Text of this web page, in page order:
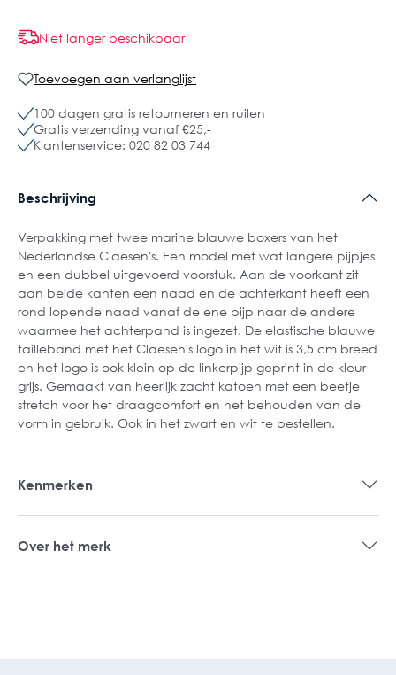
Niet langer beschikbaar
Toevoegen aan verlanglijst
100 dagen gratis retourneren en ruilen
Gratis verzending vanaf €25,-
Klantenservice: 020 82 03 744
Beschrijving
Verpakking met twee marine blauwe boxers van het
Nederlandse Claesen's. Een model met wat langere pijpjes
en een dubbel uitgevoerd voorstuk. Aan de voorkant zit
aan beide kanten een naad en de achterkant heeft een
rond lopende naad vanaf de ene pijp naar de andere
waarmee het achterpand is ingezet. De elastische blauwe
tailleband met het Claesen's logo in het wit is 3,5 cm breed
en het logo is ook klein op de linkerpijp geprint in de kleur
grijs. Gemaakt van heerlijk zacht katoen met een beetje
stretch voor het draagcomfort en het behouden van de
vorm in gebruik. Ook in het zwart en wit te bestellen.
Kenmerken
Over het merk